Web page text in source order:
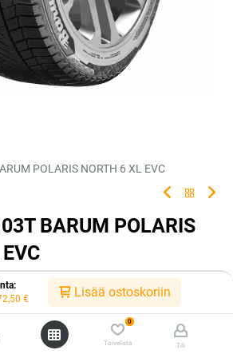
€ Lisää ostoskoriin
0
Toivelista Tili
POLARIS NORTH 6 XL EVC
BARUM POLARIS
valmistama Barum Polaris 6
pohjoismaiden talviolosuhteisiin.
Tuotekoodi:241741